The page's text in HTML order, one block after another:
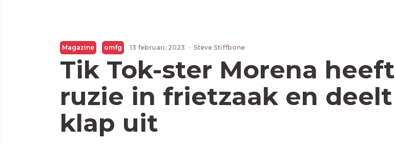
Magazine omfg 13 februari, 2023 · Steve Stiffbone
Tik Tok-ster Morena heeft
ruzie in frietzaak en deelt
klap uit